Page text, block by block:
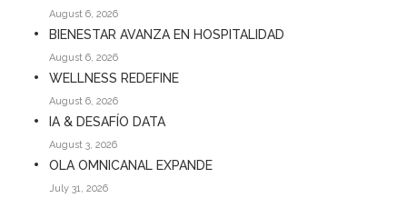
August 6, 2026
BIENESTAR AVANZA EN HOSPITALIDAD
August 6, 2026
WELLNESS REDEFINE
August 6, 2026
IA & DESAFÍO DATA
August 3, 2026
OLA OMNICANAL EXPANDE
July 31, 2026